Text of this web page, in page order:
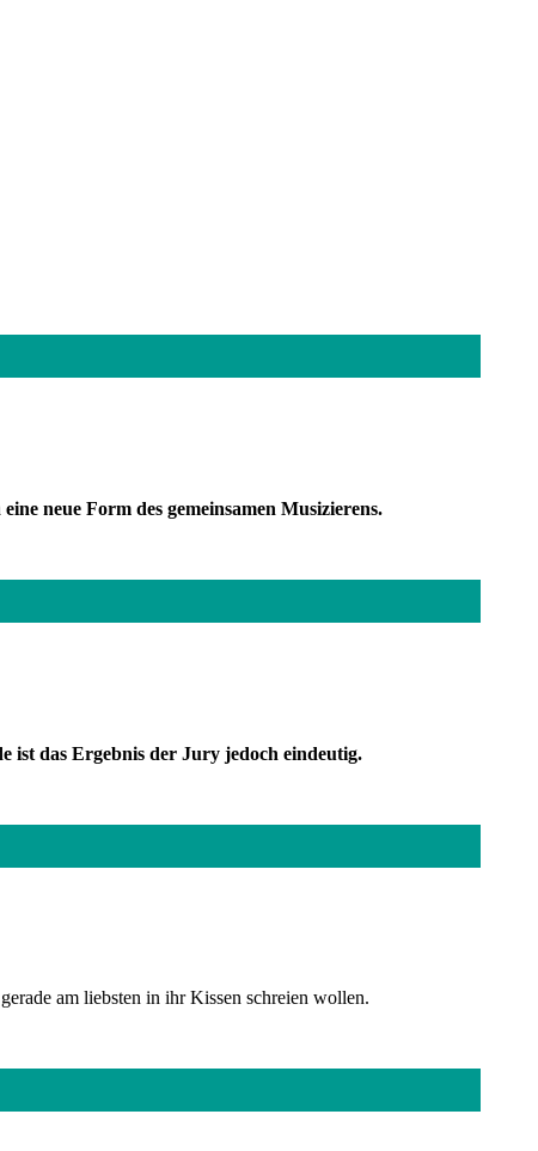
neue Form des gemeinsamen Musizierens.
ist das Ergebnis der Jury jedoch eindeutig.
am liebsten in ihr Kissen schreien wollen.